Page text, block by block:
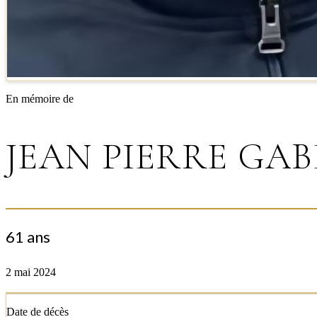
En mémoire de
JEAN PIERRE
61 ans
2 mai 2024
Date de décès